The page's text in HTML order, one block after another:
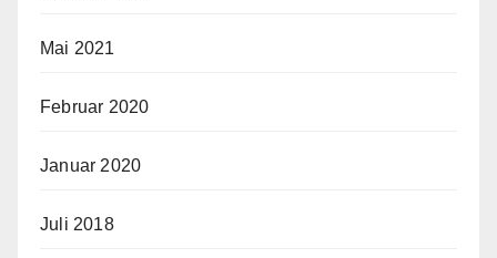
Mai 2021
Februar 2020
Januar 2020
Juli 2018